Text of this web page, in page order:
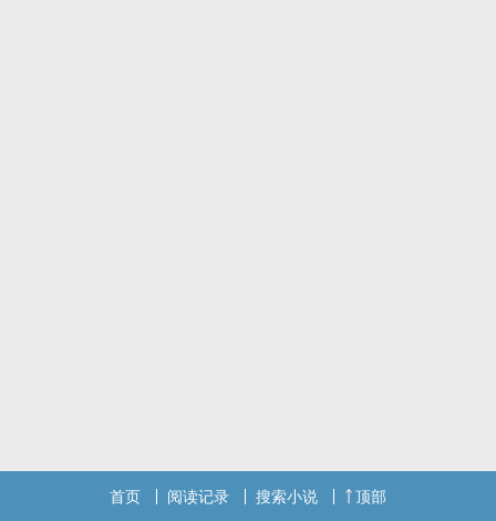
首页 阅读记录 搜索小说 顶部